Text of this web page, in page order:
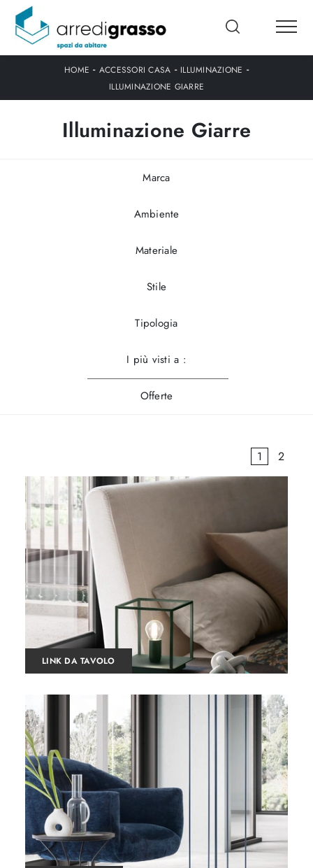
HOME - ACCESSORI CASA - ILLUMINAZIONE -
ILLUMINAZIONE GIARRE
Illuminazione Giarre
Marca
Ambiente
Materiale
Stile
Tipologia
I più visti a :
Offerte
1 2
LINK DA TAVOLO